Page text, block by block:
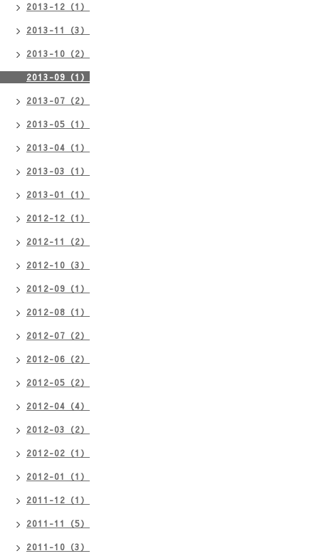
2013-12（1）
2013-11（3）
2013-10（2）
2013-09（1）
2013-07（2）
2013-05（1）
2013-04（1）
2013-03（1）
2013-01（1）
2012-12（1）
2012-11（2）
2012-10（3）
2012-09（1）
2012-08（1）
2012-07（2）
2012-06（2）
2012-05（2）
2012-04（4）
2012-03（2）
2012-02（1）
2012-01（1）
2011-12（1）
2011-11（5）
2011-10（3）